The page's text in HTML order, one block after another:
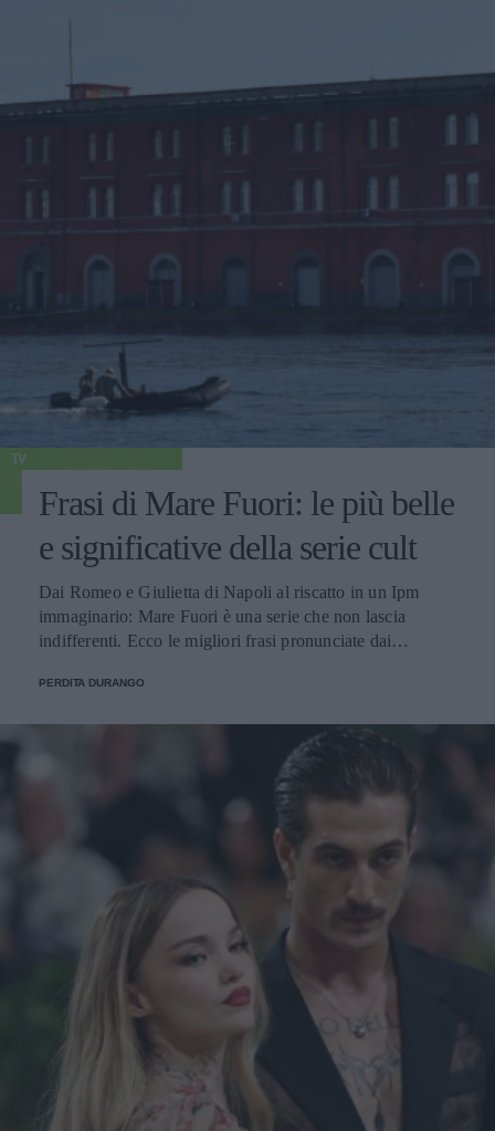
TV
Frasi di Mare Fuori: le più belle
e significative della serie cult
Dai Romeo e Giulietta di Napoli al riscatto in un Ipm
immaginario: Mare Fuori è una serie che non lascia
indifferenti. Ecco le migliori frasi pronunciate dai
PERDITA DURANGO